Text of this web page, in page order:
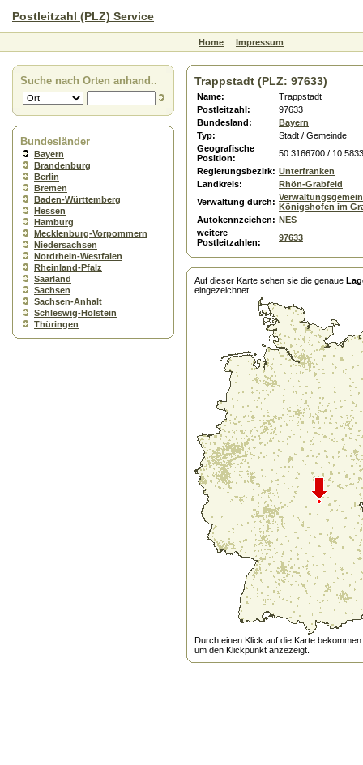
Postleitzahl (PLZ) Service
Home Impressum
Suche nach Orten anhand..
Bundesländer
Bayern
Brandenburg
Berlin
Bremen
Baden-Württemberg
Hessen
Hamburg
Mecklenburg-Vorpommern
Niedersachsen
Nordrhein-Westfalen
Rheinland-Pfalz
Saarland
Sachsen
Sachsen-Anhalt
Schleswig-Holstein
Thüringen
Trappstadt (PLZ: 97633)
Name:
Trappstadt
Postleitzahl:
97633
Bundesland:
Bayern
Typ:
Stadt / Gemeinde
Geografische
Position:
50.3166700 /
Regierungsbezirk: Unterfranken
Landkreis:
Rhön-Grabfeld
Verwaltung durch: Königshofen im
Autokennzeichen: NES
weitere
Postleitzahlen:
97633
Auf dieser Karte sehen sie die genaue
eingezeichnet.
Durch einen Klick auf die Karte
um den Klickpunkt anzezeigt.